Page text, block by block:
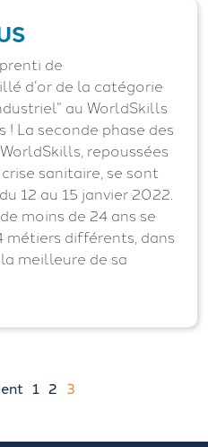
de
d’or de la catégorie
au WorldSkills
La seconde phase des
repoussées
sanitaire, se sont
12 au 15 janvier 2022.
moins de 24 ans se
différents, dans
meilleure de sa
1 2 3